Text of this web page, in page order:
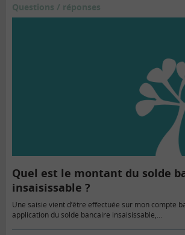
Questions / réponses
Quel est le montant du solde
insaisissable ?
Une saisie vient d’être effectuée sur mon compte
application du solde bancaire insaisissable,...